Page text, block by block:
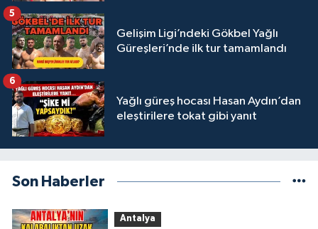
Gelişim Ligi’ndeki Gökbel Yağlı
Güreşleri’nde ilk tur tamamlandı
5
Yağlı güreş hocası Hasan Aydın’dan
eleştirilere tokat gibi yanıt
6
Son Haberler
Antalya